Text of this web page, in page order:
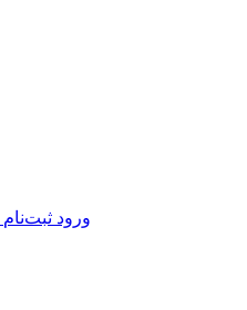
ورود ثبت‌نام